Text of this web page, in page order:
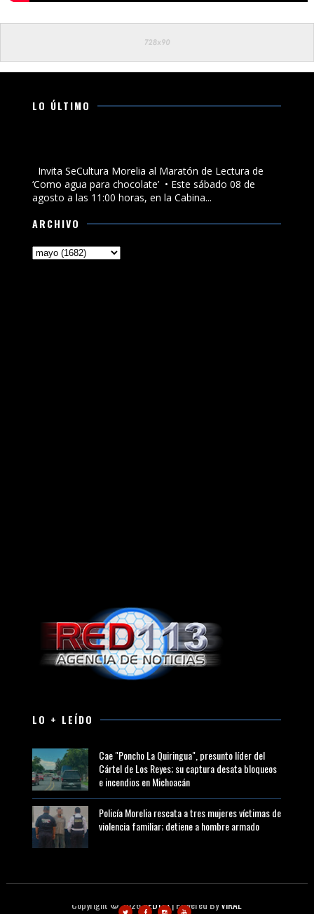
LO ÚLTIMO
Invita SeCultura Morelia al Maratón de Lectura de
‘Como agua para chocolate’ • Este sábado 08 de
agosto a las 11:00 horas, en la Cabina...
ARCHIVO
LO + LEÍDO
Cae "Poncho La Quiringua", presunto líder del
Cártel de Los Reyes; su captura desata bloqueos
e incendios en Michoacán
Policía Morelia rescata a tres mujeres víctimas de
violencia familiar; detiene a hombre armado
Copyright ©2026RED113| Powered ByVIRAL